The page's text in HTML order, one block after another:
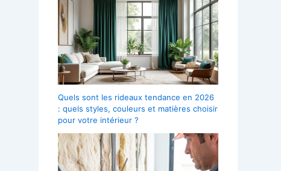
Quels sont les rideaux tendance en 2026
: quels styles, couleurs et matières choisir
pour votre intérieur ?